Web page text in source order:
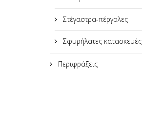
Στέγαστρα-πέργολες
Σφυρήλατες κατασκευές
Περιφράξεις